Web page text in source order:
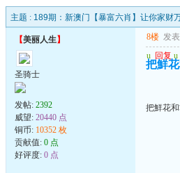
主题 : 189期：新澳门【暴富六肖】让你家财
【美丽人生】
圣骑士
发帖: 2392
威望: 20440 点
铜币: 10352 枚
贡献值: 0 点
好评度: 0 点
8楼 发
u 回复 u
把鮮
把鮮花